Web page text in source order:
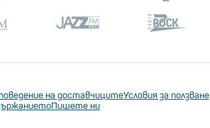
на доставчицитеУсловия за ползване
Пишете ни